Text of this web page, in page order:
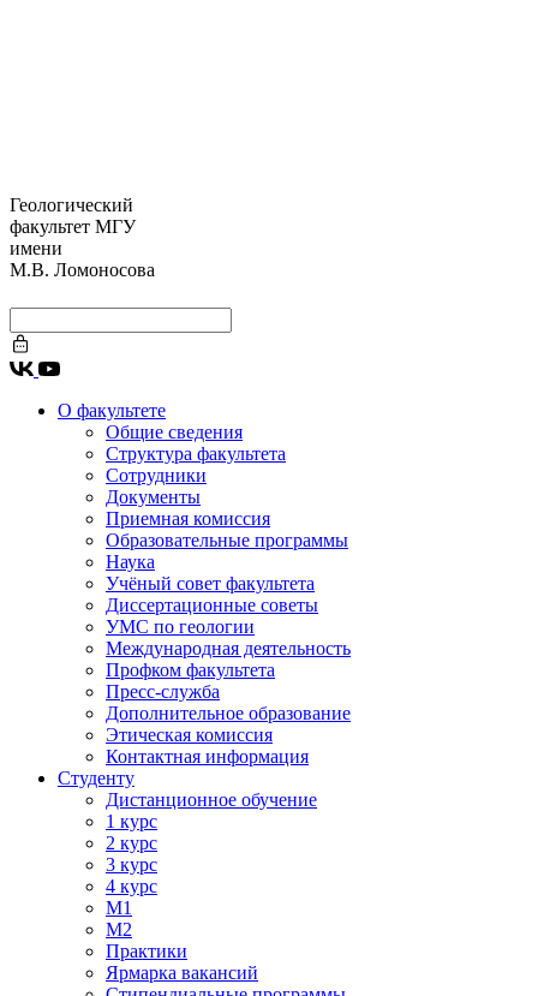
Геологический
факультет МГУ
имени
М.В. Ломоносова
О факультете
Общие сведения
Структура факультета
Сотрудники
Документы
Приемная комиссия
Образовательные программы
Наука
Учёный совет факультета
Диссертационные советы
УМС по геологии
Международная деятельность
Профком факультета
Пресс-служба
Дополнительное образование
Этическая комиссия
Контактная информация
Студенту
Дистанционное обучение
1 курс
2 курс
3 курс
4 курс
М1
М2
Практики
Ярмарка вакансий